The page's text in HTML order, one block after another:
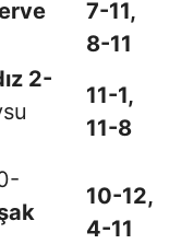
7-11,
8-11
2-
11-1,
11-8
10-12,
4-11